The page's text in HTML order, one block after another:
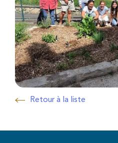
Retour à la liste
Retour à la liste